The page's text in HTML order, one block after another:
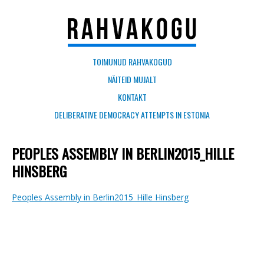
TOIMUNUD RAHVAKOGUD
NÄITEID MUJALT
KONTAKT
DELIBERATIVE DEMOCRACY ATTEMPTS IN ESTONIA
PEOPLES ASSEMBLY IN BERLIN2015_HILLE
HINSBERG
Peoples Assembly in Berlin2015_Hille Hinsberg